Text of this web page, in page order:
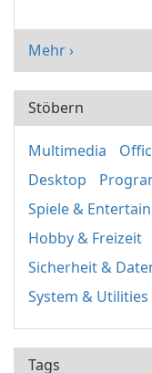
Mehr ›
Stöbern
Multimedia
Desktop
Spiele &
Hobby & Freizeit
Sicherheit &
System & Utilities
Tags